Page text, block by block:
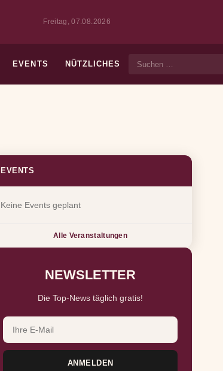
Freitag, 07.08.2026
EVENTS NÜTZLICHES
EVENTS
Keine Events geplant
Alle Veranstaltungen
NEWSLETTER
Die Top-News täglich gratis!
ANMELDEN